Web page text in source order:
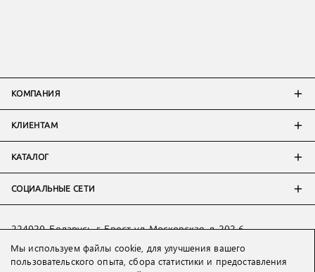
КОМПАНИЯ
КЛИЕНТАМ
КАТАЛОГ
СОЦИАЛЬНЫЕ СЕТИ
224020, Беларусь, г. Брест, ул. Московская, д. 202-6
Тел:+7 993 398 36 60(WhatsApp
Тел:+375 29 205 80 10( WhatsApp,Viber)
Мы используем файлы cookie, для улучшения вашего
пользовательского опыта, сбора статистики и предоставления